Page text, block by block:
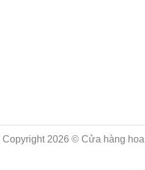
Copyright 2026 © Cửa hàng